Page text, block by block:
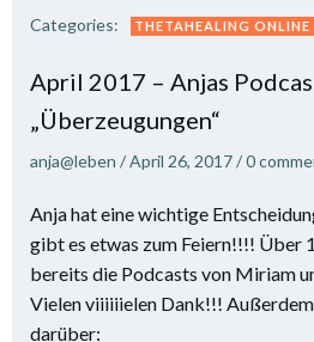
Categories: THETAHEALING ONLINE
April 2017 – Anjas
„Überzeugungen“
anja@leben /April 26, 2017/0
Anja hat eine wichtige
gibt es etwas zum Feiern!!!! Über
bereits die Podcasts von Miriam
Vielen viiiiiielen Dank!!!
darüber: